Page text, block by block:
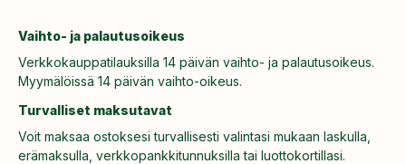
Vaihto- ja palautusoikeus
Verkkokauppatilauksilla 14 päivän vaihto- ja palautusoikeus.
Myymälöissä 14 päivän vaihto-oikeus.
Turvalliset maksutavat
Voit maksaa ostoksesi turvallisesti valintasi mukaan laskulla,
erämaksulla, verkkopankkitunnuksilla tai luottokortillasi.